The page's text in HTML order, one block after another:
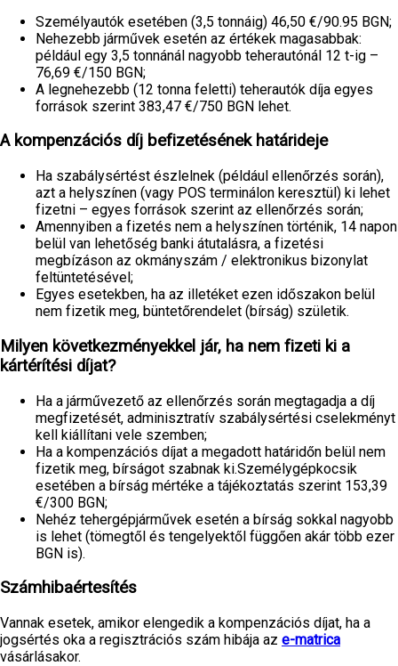
Személyautók esetében (3,5 tonnáig) 46,50 €/90.95 BGN;
Nehezebb járművek esetén az értékek magasabbak:
például egy 3,5 tonnánál nagyobb teherautónál 12 t-ig –
76,69 €/150 BGN;
A legnehezebb (12 tonna feletti) teherautók díja egyes
források szerint 383,47 €/750 BGN lehet.
A kompenzációs díj befizetésének határideje
Ha szabálysértést észlelnek (például ellenőrzés során),
azt a helyszínen (vagy POS terminálon keresztül) ki lehet
fizetni – egyes források szerint az ellenőrzés során;
Amennyiben a fizetés nem a helyszínen történik, 14 napon
belül van lehetőség banki átutalásra, a fizetési
megbízáson az okmányszám / elektronikus bizonylat
feltüntetésével;
Egyes esetekben, ha az illetéket ezen időszakon belül
nem fizetik meg, büntetőrendelet (bírság) születik.
Milyen következményekkel jár, ha nem fizeti ki a
kártérítési díjat?
Ha a járművezető az ellenőrzés során megtagadja a díj
megfizetését, adminisztratív szabálysértési cselekményt
kell kiállítani vele szemben;
Ha a kompenzációs díjat a megadott határidőn belül nem
fizetik meg, bírságot szabnak ki.Személygépkocsik
esetében a bírság mértéke a tájékoztatás szerint 153,39
€/300 BGN;
Nehéz tehergépjárművek esetén a bírság sokkal nagyobb
is lehet (tömegtől és tengelyektől függően akár több ezer
BGN is).
Számhibaértesítés
Vannak esetek, amikor elengedik a kompenzációs díjat, ha a
jogsértés oka a regisztrációs szám hibája az e-matrica
vásárlásakor.